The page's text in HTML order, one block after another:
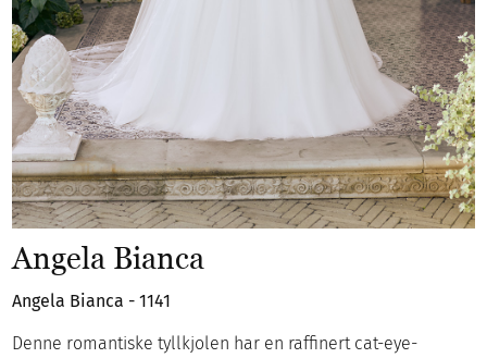
Angela Bianca
Angela Bianca - 1141
Denne romantiske tyllkjolen har en raffinert cat-eye-